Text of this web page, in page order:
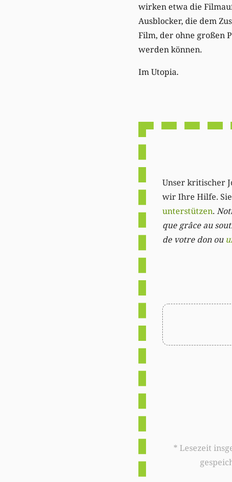
wirken etwa die
Ausblocker, die dem
Film, der ohne großen
werden können.
Im Utopia.
Unser kritischer
wir Ihre Hilfe.
unterstützen.
que grâce au
de votre don ou
* Lesezeit insgesamt auf woxx.lu: 0